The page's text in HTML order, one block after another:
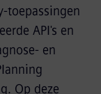
toepassingen
API's en
en
Op deze